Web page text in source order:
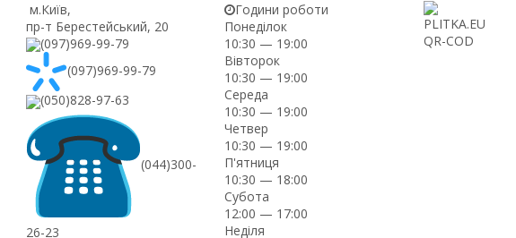
м.Київ,
пр-т Берестейський, 20
(097)969-99-79
(097)969-99-79
(050)828-97-63
(044)300-
26-23
Години роботи
Понеділок
10:30 — 19:00
Вівторок
10:30 — 19:00
Середа
10:30 — 19:00
Четвер
10:30 — 19:00
П'ятниця
10:30 — 18:00
Субота
12:00 — 17:00
Неділя